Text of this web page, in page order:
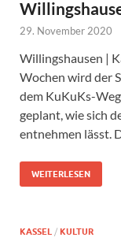
29. November 2020
Willingshausen |
Wochen wird der
dem KuKuKs-
geplant, wie sich
entnehmen lässt.
WEITERLESEN
KASSEL / KULTUR